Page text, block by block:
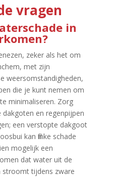
vragen
in
zeker als het om
met zijn
weersomstandigheden,
die je kunt nemen om
minimaliseren.​ Zorg
en regenpijpen
een verstopte dakgoot
kan flinke schade
mogelijk een
dat water uit de
stroomt tijdens zware